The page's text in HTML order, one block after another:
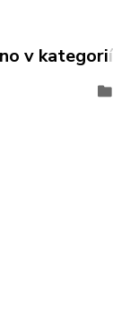
v